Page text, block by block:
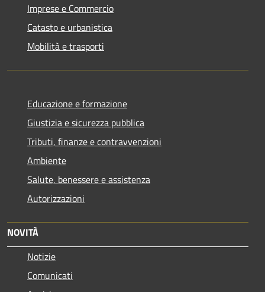
Imprese e Commercio
Catasto e urbanistica
Mobilità e trasporti
Educazione e formazione
Giustizia e sicurezza pubblica
Tributi, finanze e contravvenzioni
Ambiente
Salute, benessere e assistenza
Autorizzazioni
NOVITÀ
Notizie
Comunicati